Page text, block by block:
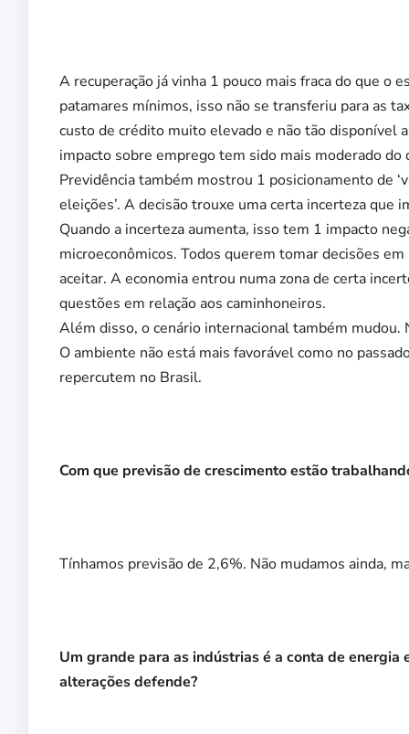
A recuperação já vinha 1 pouco mais fraca do que o
patamares mínimos, isso não se transferiu para as
custo de crédito muito elevado e não tão disponível
impacto sobre emprego tem sido mais moderado do
Previdência também mostrou 1 posicionamento de
eleições’. A decisão trouxe uma certa incerteza que
Quando a incerteza aumenta, isso tem 1 impacto
microeconômicos. Todos querem tomar decisões
aceitar. A economia entrou numa zona de certa
questões em relação aos caminhoneiros.
Além disso, o cenário internacional também
O ambiente não está mais favorável como no
repercutem no Brasil.
Com que previsão de crescimento estão
Tínhamos previsão de 2,6%. Não mudamos ainda,
Um grande para as indústrias é a conta de
alterações defende?